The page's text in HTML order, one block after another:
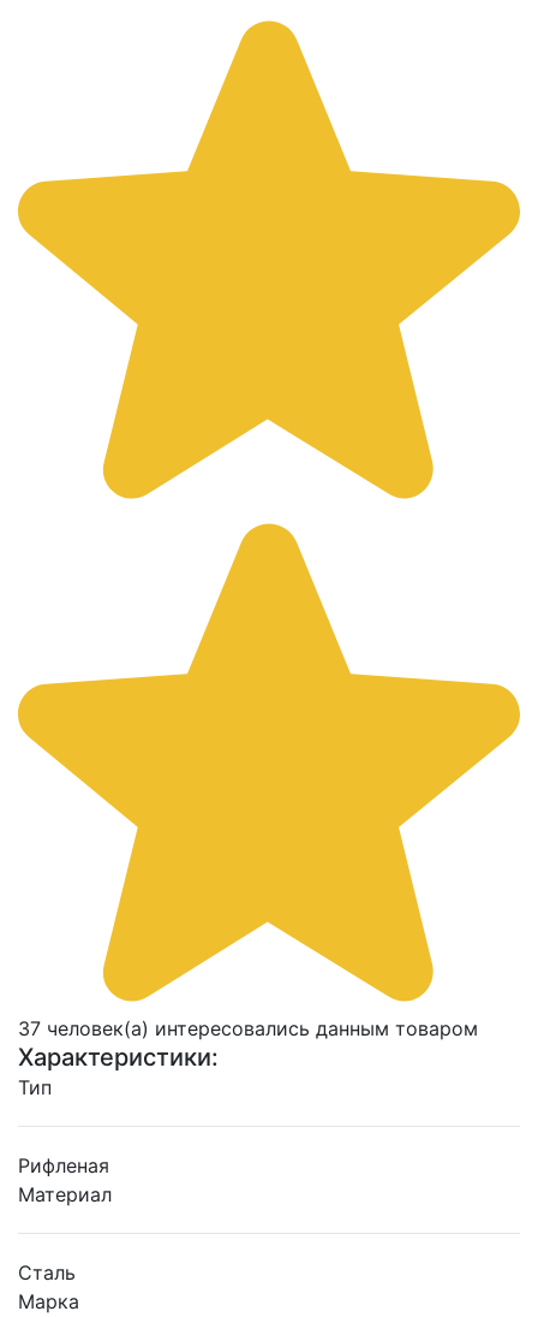
37 человек(а) интересовались данным товаром
Характеристики:
Тип
Рифленая
Материал
Сталь
Марка